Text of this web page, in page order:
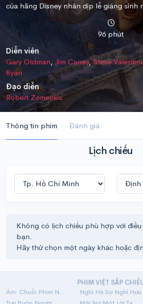
của hãng Disney nhân dịp lễ giáng sinh
96 phút
Diễn viên
Gary Oldman, Jim Carrey,Steve
Ryan
Đạo diễn
Robert Zemeckis
Thông tin phim Đánh giá
Lịch chiếu
Không có lịch chiếu phù hợp với
bạn.
Hãy thử chọn một ngày khác hoặc
PHIM VIỆT SẮP
Ám: Chuỗi Phim Ngắn Linh Dị
Nghỉ Hè Sợ Nghỉ Hưu